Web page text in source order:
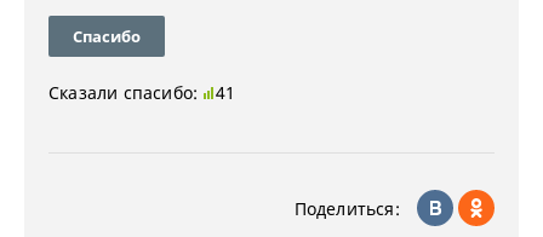
Спасибо
Сказали спасибо: 41
Поделиться: